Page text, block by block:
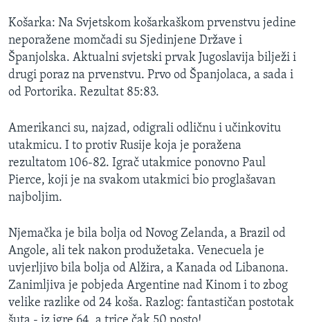
Košarka: Na Svjetskom košarkaškom prvenstvu jedine
neporažene momčadi su Sjedinjene Države i
Španjolska. Aktualni svjetski prvak Jugoslavija bilježi i
drugi poraz na prvenstvu. Prvo od Španjolaca, a sada i
od Portorika. Rezultat 85:83.
Amerikanci su, najzad, odigrali odličnu i učinkovitu
utakmicu. I to protiv Rusije koja je poražena
rezultatom 106-82. Igrač utakmice ponovno Paul
Pierce, koji je na svakom utakmici bio proglašavan
najboljim.
Njemačka je bila bolja od Novog Zelanda, a Brazil od
Angole, ali tek nakon produžetaka. Venecuela je
uvjerljivo bila bolja od Alžira, a Kanada od Libanona.
Zanimljiva je pobjeda Argentine nad Kinom i to zbog
velike razlike od 24 koša. Razlog: fantastičan postotak